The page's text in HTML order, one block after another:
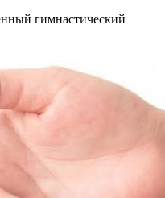
гимнастический